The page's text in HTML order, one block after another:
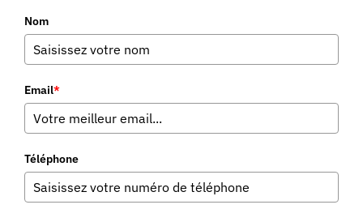
Nom
Email*
Téléphone